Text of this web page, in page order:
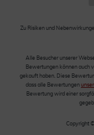
Zu Risiken und
Alle Besucher unserer
Bewertungen können auch
gekauft haben. Diese
dass alle Bewertungen
Bewertung wird einer
Copyright